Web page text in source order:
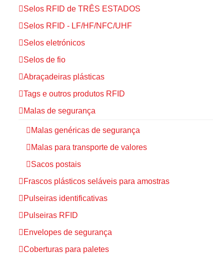
Selos RFID de TRÊS ESTADOS
Selos RFID - LF/HF/NFC/UHF
Selos eletrónicos
Selos de fio
Abraçadeiras plásticas
Tags e outros produtos RFID
Malas de segurança
Malas genéricas de segurança
Malas para transporte de valores
Sacos postais
Frascos plásticos seláveis para amostras
Pulseiras identificativas
Pulseiras RFID
Envelopes de segurança
Coberturas para paletes